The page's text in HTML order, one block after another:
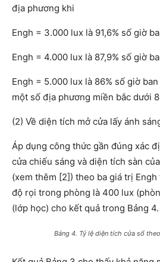
địa phương khi
Engh = 3.000 lux là 91,6% số giờ
Engh = 4.000 lux là 87,9% số giờ
Engh = 5.000 lux là 86% số giờ
một số địa phương miền bắc dưới
(2) Về diện tích mở cửa lấy ánh
Áp dụng công thức gần đúng xác
cửa chiếu sáng và diện tích sàn
(xem thêm [2]) theo ba giá trị
độ rọi trong phòng là 400 lux
(lớp học) cho kết quả trong Bảng 4.
Bảng 4. Tỷ lệ diện tích cửa sổ